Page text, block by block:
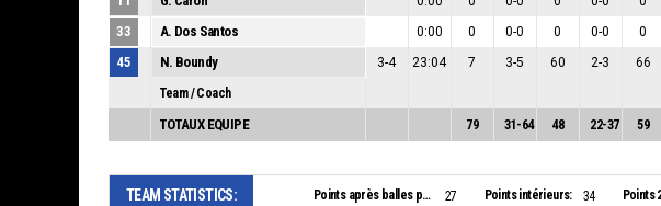
33 A. Dos Santos 0:00 0 0-0 0 0-0 0
45 N. Boundy 3-4 23:04 7 3-5 60 2-3 66
Team / Coach
TOTAUX EQUIPE 79 31 -64 48 22-37 59
TEAM STATISTICS: Points après balles perdues: 27 Points intérieurs: 34 Points